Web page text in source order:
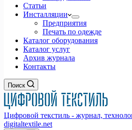
Статьи
Инсталляции
Предприятия
Печать по одежде
Каталог оборудования
Каталог услуг
Архив журнала
Контакты
Поиск
Цифровой текстиль - журнал,
digitaltextile.net